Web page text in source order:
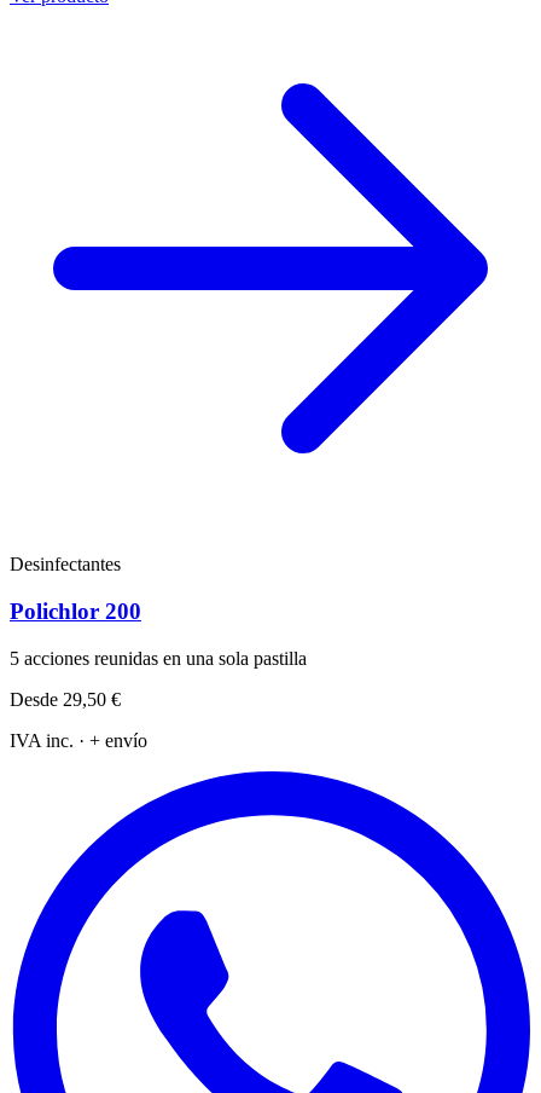
Desinfectantes
Polichlor 200
5 acciones reunidas en una sola pastilla
Desde 29,50 €
IVA inc. · + envío